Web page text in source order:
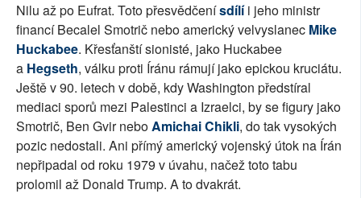
Nilu až po Eufrat. Toto přesvědčenísdílíi jeho ministr
financí Becalel Smotrič nebo americký velvyslanec Mike
Huckabee. Křesťanští sionisté, jako Huckabee
a Hegseth, válku proti Íránu rámují jako epickou kruciátu.
Ještě v 90. letech v době, kdy Washington předstíral
mediaci sporů mezi Palestinci a Izraelci, by se figury jako
Smotrič, Ben Gvir neboAmichai Chikli, do tak vysokých
pozic nedostali. Ani přímý americký vojenský útok na Írán
nepřipadal od roku 1979 v úvahu, načež toto tabu
prolomil až Donald Trump. A to dvakrát.